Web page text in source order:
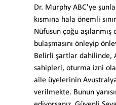
Dr. Murphy ABC'ye
kısmına hala önemli
Nüfusun çoğu
bulaşmasını önleyip
Belirli şartlar dahilinde,
sahipleri, oturma izni
aile üyelerinin
verilmekte. Bunun